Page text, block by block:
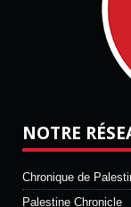
NOTRE
Chronique de
Palestine Chronicle